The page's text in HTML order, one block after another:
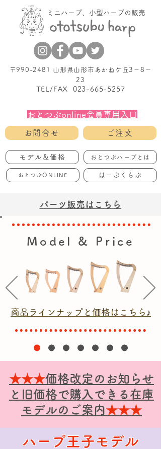
ミニハープ、小型ハープの販売
〒990-2481 山形県山形市あかねケ丘3－8－
23
TEL/FAX 023-665-5257
おとつぶonline会員専用入口
お問合せ ご注文
モデル＆価格 おとつぶハープとは
おとつぶONLINE はーぷくらぶ
パーツ販売はこちら
Model & Price
商品ラインナップと価格はこちら♪
★★★価格改定のお知らせ
と旧価格で購入できる在庫
モデルのご案内★★★
ハープ王子モデル